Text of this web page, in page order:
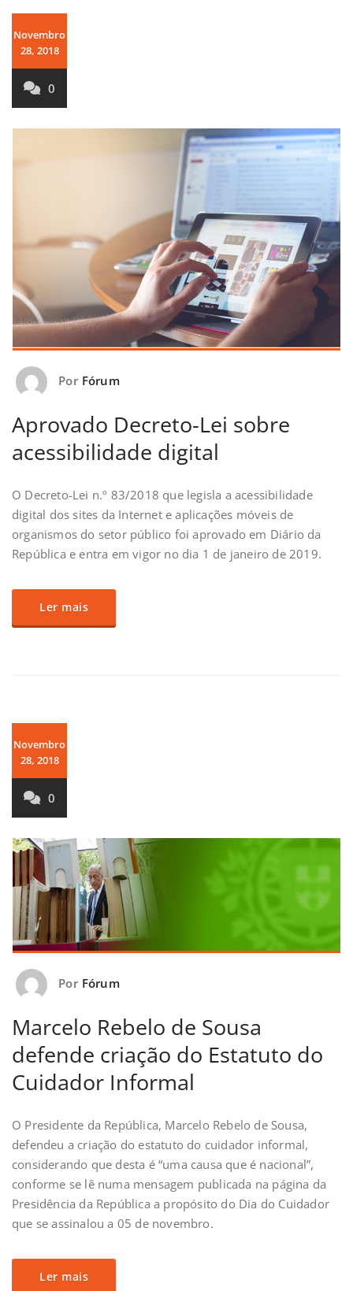
Novembro
28, 2018
0
Por Fórum
Aprovado Decreto-Lei sobre
acessibilidade digital
O Decreto-Lei n.º 83/2018 que legisla a acessibilidade
digital dos sites da Internet e aplicações móveis de
organismos do setor público foi aprovado em Diário da
República e entra em vigor no dia 1 de janeiro de 2019.
Ler mais
Novembro
28, 2018
0
Por Fórum
Marcelo Rebelo de Sousa
defende criação do Estatuto do
Cuidador Informal
O Presidente da República, Marcelo Rebelo de Sousa,
defendeu a criação do estatuto do cuidador informal,
considerando que desta é “uma causa que é nacional”,
conforme se lê numa mensagem publicada na página da
Presidência da República a propósito do Dia do Cuidador
que se assinalou a 05 de novembro.
Ler mais